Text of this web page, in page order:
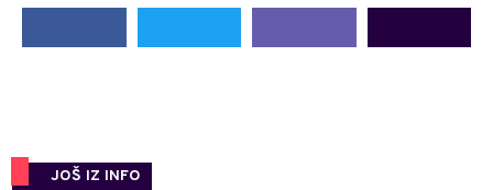
JOŠ IZ INFO